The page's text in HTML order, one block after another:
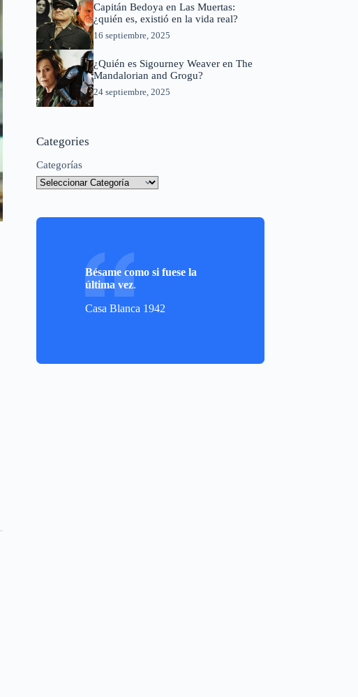
Capitán Bedoya en Las Muertas:
¿quién es, existió en la vida real?
16 septiembre, 2025
¿Quién es Sigourney Weaver en The
Mandalorian and Grogu?
24 septiembre, 2025
Categories
Categorías
Bésame como si fuese la
última vez.
Casa Blanca 1942